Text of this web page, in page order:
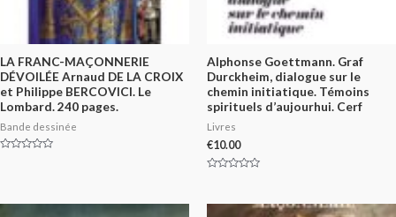
LA FRANC-MAÇONNERIE
DÉVOILÉE Arnaud DE LA CROIX
et Philippe BERCOVICI. Le
Lombard. 240 pages.
Bande dessinée
Alphonse Goettmann. Graf
Durckheim, dialogue sur le
chemin initiatique. Témoins
spirituels d’aujourhui. Cerf
Livres
€10.00
of